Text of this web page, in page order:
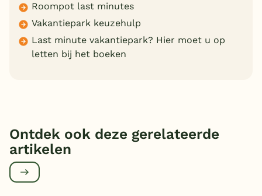
Roompot last minutes
Vakantiepark keuzehulp
Last minute vakantiepark? Hier moet u op
letten bij het boeken
Ontdek ook deze gerelateerde
artikelen